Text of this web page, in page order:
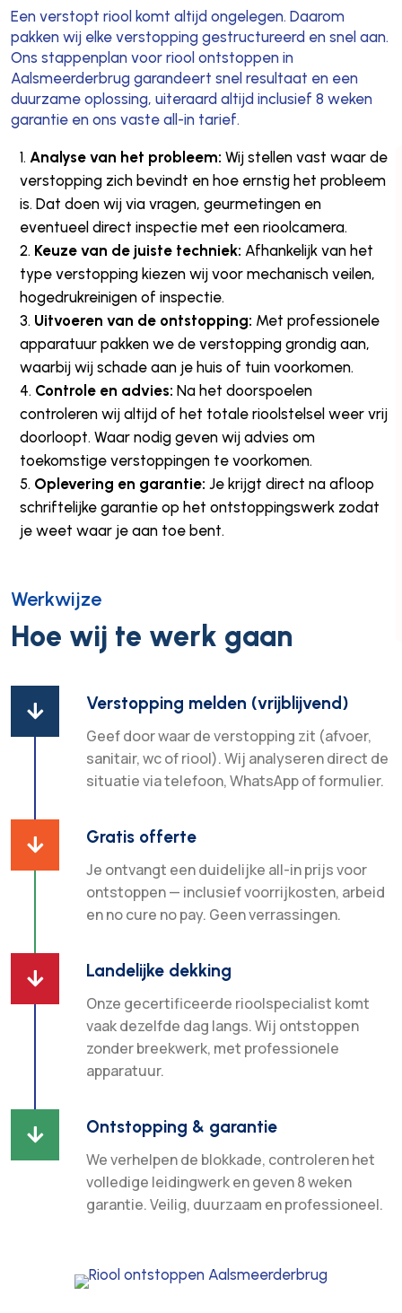
Een verstopt riool komt altijd ongelegen. Daarom
pakken wij elke verstopping gestructureerd en snel aan.
Ons stappenplan voor riool ontstoppen in
Aalsmeerderbrug garandeert snel resultaat en een
duurzame oplossing, uiteraard altijd inclusief 8 weken
garantie en ons vaste all-in tarief.
Analyse van het probleem: Wij stellen vast waar de
verstopping zich bevindt en hoe ernstig het probleem
is. Dat doen wij via vragen, geurmetingen en
eventueel direct inspectie met een rioolcamera.
Keuze van de juiste techniek: Afhankelijk van het
type verstopping kiezen wij voor mechanisch veilen,
hogedrukreinigen of inspectie.
Uitvoeren van de ontstopping: Met professionele
apparatuur pakken we de verstopping grondig aan,
waarbij wij schade aan je huis of tuin voorkomen.
Controle en advies: Na het doorspoelen
controleren wij altijd of het totale rioolstelsel weer vrij
doorloopt. Waar nodig geven wij advies om
toekomstige verstoppingen te voorkomen.
Oplevering en garantie: Je krijgt direct na afloop
schriftelijke garantie op het ontstoppingswerk zodat
je weet waar je aan toe bent.
Werkwijze
Hoe wij te werk gaan
 Verstopping melden (vrijblijvend)
Geef door waar de verstopping zit (afvoer,
sanitair, wc of riool). Wij analyseren direct de
situatie via telefoon, WhatsApp of formulier.
 Gratis offerte
Je ontvangt een duidelijke all-in prijs voor
ontstoppen — inclusief voorrijkosten, arbeid
en no cure no pay. Geen verrassingen.
 Landelijke dekking
Onze gecertificeerde rioolspecialist komt
vaak dezelfde dag langs. Wij ontstoppen
zonder breekwerk, met professionele
apparatuur.
 Ontstopping & garantie
We verhelpen de blokkade, controleren het
volledige leidingwerk en geven 8 weken
garantie. Veilig, duurzaam en professioneel.